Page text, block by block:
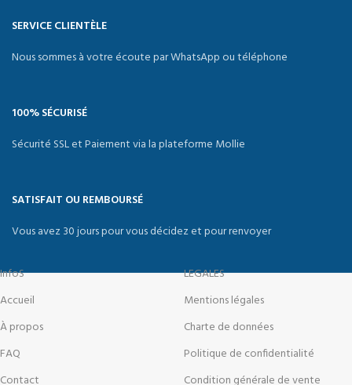
SERVICE CLIENTÈLE
Nous sommes à votre écoute par WhatsApp ou téléphone
100% SÉCURISÉ
Sécurité SSL et Paiement via la plateforme Mollie
SATISFAIT OU REMBOURSÉ
Vous avez 30 jours pour vous décidez et pour renvoyer
InfoS
Accueil
À propos
FAQ
Contact
LEGALES
Mentions légales
Charte de données
Politique de confidentialité
Condition générale de vente